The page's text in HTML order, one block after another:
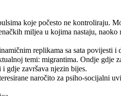
koje počesto ne kontroliraju.
miljea u kojima nastaju, naoko
replikama sa sata povijesti i
temi: migrantima. Ondje gdje
gdje završava njezin bijes.
naročito za psiho-socijalni